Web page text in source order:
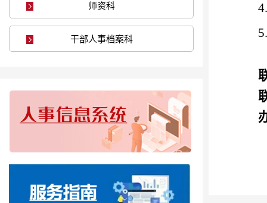
师资科
干部人事档案科